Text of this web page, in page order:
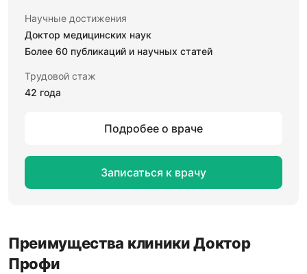
Научные достижения
Доктор медицинских наук
Более 60 публикаций и научных статей
Трудовой стаж
42 года
Подробее о враче
Записаться к врачу
Преимущества клиники Доктор
Профи